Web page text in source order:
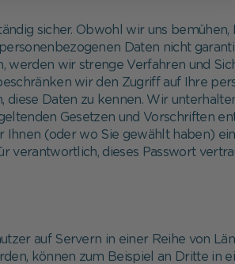
sicher. Obwohl wir uns
Daten nicht
wir strenge Verfahren und
wir den Zugriff auf Ihre
Daten zu kennen. Wir
Gesetzen und Vorschriften
(oder wo Sie gewählt haben)
verantwortlich, dieses Passwort
auf Servern in einer Reihe von
können zum Beispiel an Dritte in